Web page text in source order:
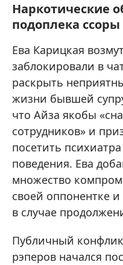
Наркотические
подоплека ссоры
Ева Карицкая
заблокировали в
раскрыть
жизни бывшей
что Айза якобы
сотрудников» и
посетить
поведения. Ева
множество
своей оппонентке
в случае
Публичный
рэперов начался